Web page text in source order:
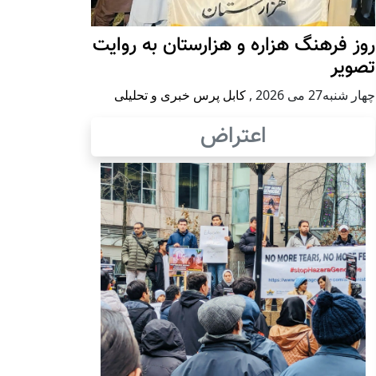
روز فرهنگ هزاره و هزارستان به روایت
تصویر
چهار شنبه27 می 2026 , کابل پرس خبری و تحلیلی
اعتراض